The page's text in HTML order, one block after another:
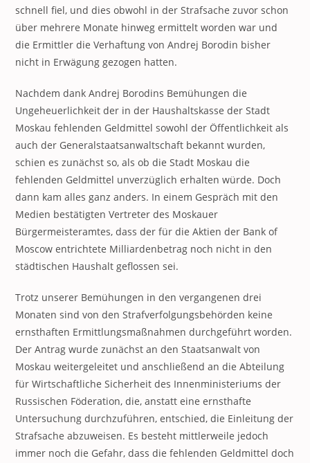
schnell fiel, und dies obwohl in der Strafsache zuvor schon
über mehrere Monate hinweg ermittelt worden war und
die Ermittler die Verhaftung von Andrej Borodin bisher
nicht in Erwägung gezogen hatten.
Nachdem dank Andrej Borodins Bemühungen die
Ungeheuerlichkeit der in der Haushaltskasse der Stadt
Moskau fehlenden Geldmittel sowohl der Öffentlichkeit als
auch der Generalstaatsanwaltschaft bekannt wurden,
schien es zunächst so, als ob die Stadt Moskau die
fehlenden Geldmittel unverzüglich erhalten würde. Doch
dann kam alles ganz anders. In einem Gespräch mit den
Medien bestätigten Vertreter des Moskauer
Bürgermeisteramtes, dass der für die Aktien der Bank of
Moscow entrichtete Milliardenbetrag noch nicht in den
städtischen Haushalt geflossen sei.
Trotz unserer Bemühungen in den vergangenen drei
Monaten sind von den Strafverfolgungsbehörden keine
ernsthaften Ermittlungsmaßnahmen durchgeführt worden.
Der Antrag wurde zunächst an den Staatsanwalt von
Moskau weitergeleitet und anschließend an die Abteilung
für Wirtschaftliche Sicherheit des Innenministeriums der
Russischen Föderation, die, anstatt eine ernsthafte
Untersuchung durchzuführen, entschied, die Einleitung der
Strafsache abzuweisen. Es besteht mittlerweile jedoch
immer noch die Gefahr, dass die fehlenden Geldmittel doch